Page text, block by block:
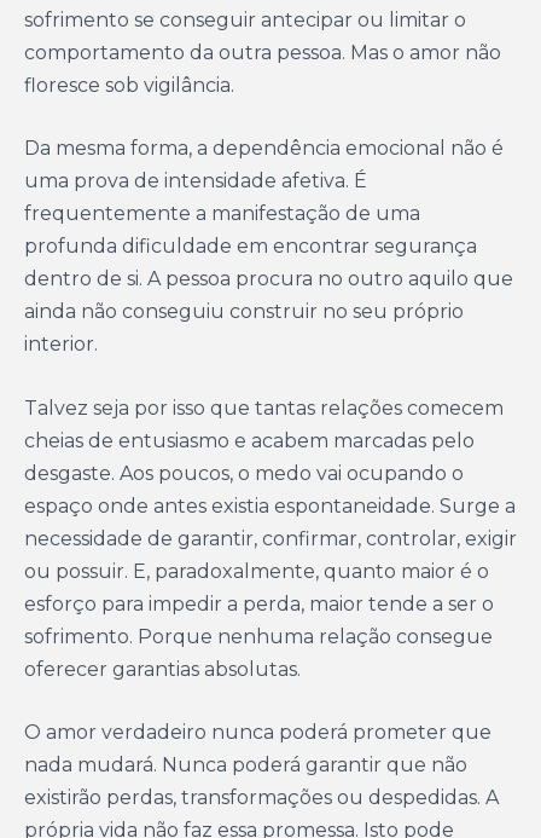
sofrimento se conseguir antecipar ou limitar o
comportamento da outra pessoa. Mas o amor não
floresce sob vigilância.
Da mesma forma, a dependência emocional não é
uma prova de intensidade afetiva. É
frequentemente a manifestação de uma
profunda dificuldade em encontrar segurança
dentro de si. A pessoa procura no outro aquilo que
ainda não conseguiu construir no seu próprio
interior.
Talvez seja por isso que tantas relações comecem
cheias de entusiasmo e acabem marcadas pelo
desgaste. Aos poucos, o medo vai ocupando o
espaço onde antes existia espontaneidade. Surge a
necessidade de garantir, confirmar, controlar, exigir
ou possuir. E, paradoxalmente, quanto maior é o
esforço para impedir a perda, maior tende a ser o
sofrimento. Porque nenhuma relação consegue
oferecer garantias absolutas.
O amor verdadeiro nunca poderá prometer que
nada mudará. Nunca poderá garantir que não
existirão perdas, transformações ou despedidas. A
própria vida não faz essa promessa. Isto pode